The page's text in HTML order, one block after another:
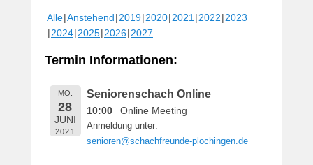
n
Alle Anstehend 2019 2020 2021 2022 2023
2024 2025 2026 2027
Termin Informationen:
MO.
28
JUNI
2021
Seniorenschach Online
10:00 Online Meeting
Anmeldung unter:
senioren@schachfreunde-plochingen.de